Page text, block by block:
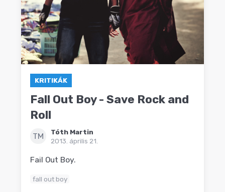
KRITIKÁK
Fall Out Boy - Save Rock and
Roll
TM
Tóth Martin
2013. április 21.
Fail Out Boy.
fall out boy